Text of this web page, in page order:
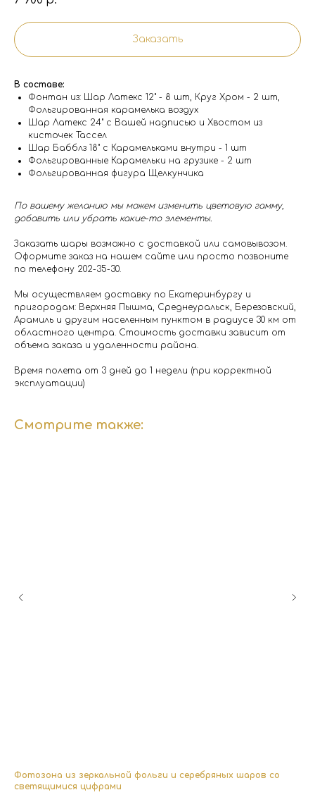
Заказать
В составе:
Фонтан из: Шар Латекс 12" - 8 шт, Круг Хром - 2 шт,
Фольгированная карамелька воздух
Шар Латекс 24" с Вашей надписью и Хвостом из
кисточек Тассел
Шар Бабблз 18" с Карамельками внутри - 1 шт
Фольгированные Карамельки на грузике - 2 шт
Фольгированная фигура Щелкунчика
По вашему желанию мы можем изменить цветовую гамму,
добавить или убрать какие-то элементы.
Заказать шары возможно с доставкой или самовывозом.
Оформите заказ на нашем сайте или просто позвоните
по телефону 202-35-30.
Мы осуществляем доставку по Екатеринбургу и
пригородам: Верхняя Пышма, Среднеуральск, Березовский,
Арамиль и другим населенным пунктом в радиусе 30 км от
областного центра. Стоимость доставки зависит от
объема заказа и удаленности района.
Время полета от 3 дней до 1 недели (при корректной
эксплуатации)
Смотрите также:
Фотозона из зеркальной фольги и серебряных шаров со
светящимися цифрами